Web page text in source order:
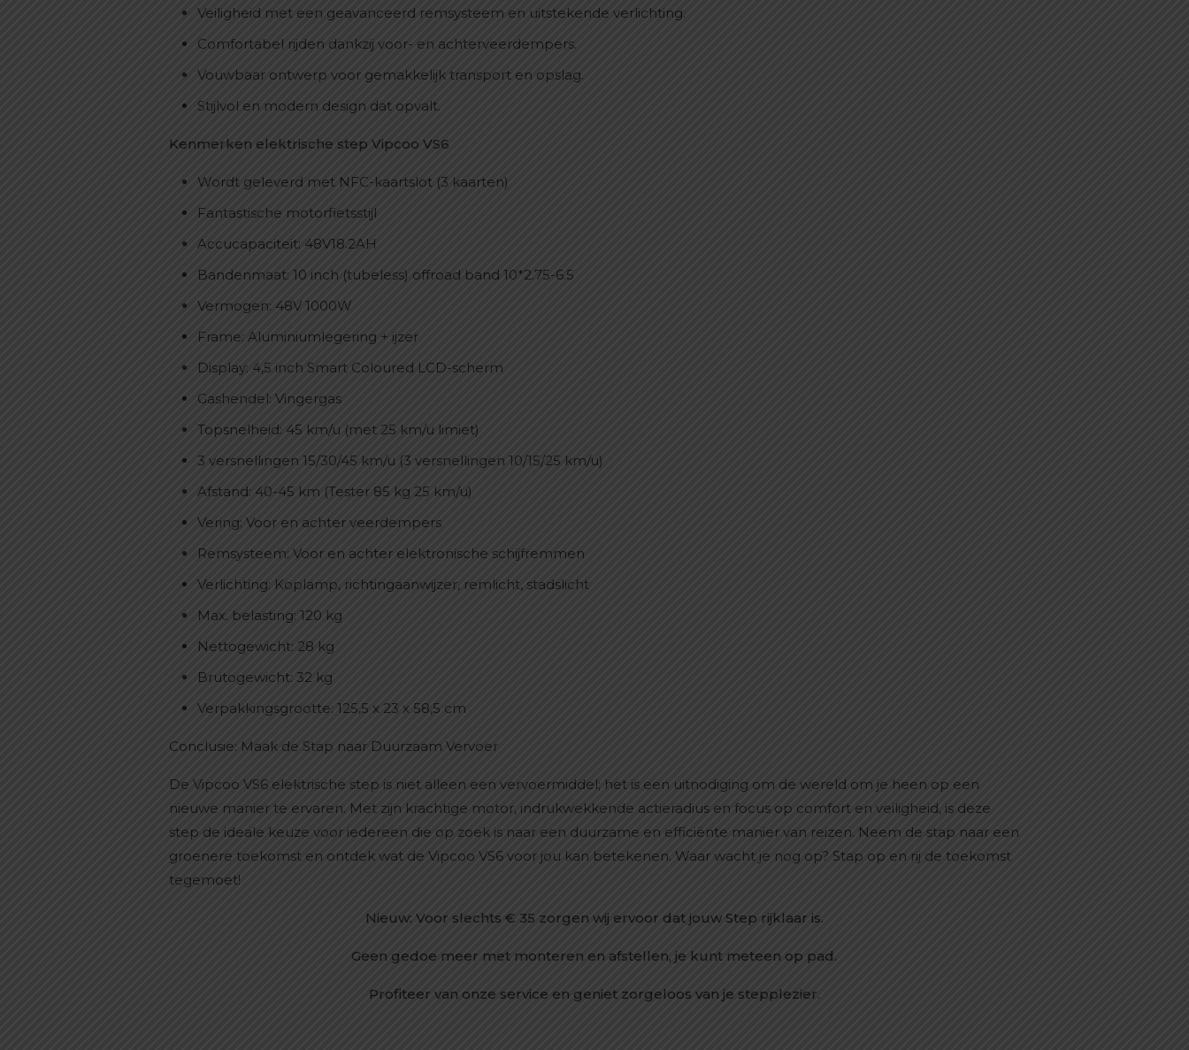
Veiligheid met een geavanceerd remsysteem en uitstekende verlichting.
Comfortabel rijden dankzij voor- en achterveerdempers.
Vouwbaar ontwerp voor gemakkelijk transport en opslag.
Stijlvol en modern design dat opvalt.
Kenmerken elektrische step Vipcoo VS6
Wordt geleverd met NFC-kaartslot (3 kaarten)
Fantastische motorfietsstijl
Accucapaciteit: 48V18.2AH
Bandenmaat: 10 inch (tubeless) offroad band 10*2.75-6.5
Vermogen: 48V 1000W
Frame: Aluminiumlegering + ijzer
Display: 4,5 inch Smart Coloured LCD-scherm
Gashendel: Vingergas
Topsnelheid: 45 km/u (met 25 km/u limiet)
3 versnellingen 15/30/45 km/u (3 versnellingen 10/15/25 km/u)
Afstand: 40-45 km (Tester 85 kg 25 km/u)
Vering: Voor en achter veerdempers
Remsysteem: Voor en achter elektronische schijfremmen
Verlichting: Koplamp, richtingaanwijzer, remlicht, stadslicht
Max. belasting: 120 kg
Nettogewicht: 28 kg
Brutogewicht: 32 kg
Verpakkingsgrootte: 125,5 x 23 x 58,5 cm
Conclusie: Maak de Stap naar Duurzaam Vervoer
De Vipcoo VS6 elektrische step is niet alleen een vervoermiddel; het is een uitnodiging om de wereld om je heen op een
nieuwe manier te ervaren. Met zijn krachtige motor, indrukwekkende actieradius en focus op comfort en veiligheid, is deze
step de ideale keuze voor iedereen die op zoek is naar een duurzame en efficiënte manier van reizen. Neem de stap naar een
groenere toekomst en ontdek wat de Vipcoo VS6 voor jou kan betekenen. Waar wacht je nog op? Stap op en rij de toekomst
tegemoet!
Nieuw: Voor slechts € 35 zorgen wij ervoor dat jouw Step rijklaar is.
Geen gedoe meer met monteren en afstellen, je kunt meteen op pad.
Profiteer van onze service en geniet zorgeloos van je stepplezier.